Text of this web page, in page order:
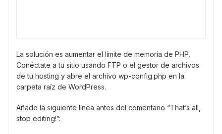
La solución es aumentar el límite de memoria de PHP.
Conéctate a tu sitio usando FTP o el gestor de archivos
de tu hosting y abre el archivo wp-config.php en la
carpeta raíz de WordPress.
Añade la siguiente línea antes del comentario “That’s all,
stop editing!”: